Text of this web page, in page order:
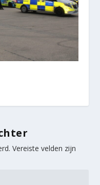
Vereiste velden zijn